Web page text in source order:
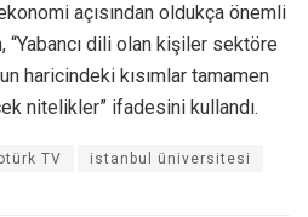
açısından oldukça önemli
“Yabancı dili olan kişiler sektöre
haricindeki kısımlar tamamen
nitelikler” ifadesini kullandı.
TV istanbul üniversitesi